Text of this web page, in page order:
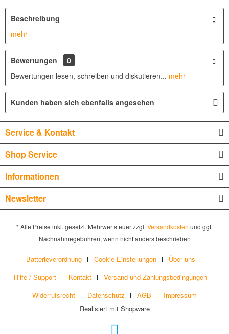
Beschreibung
mehr
Bewertungen
0
Bewertungen lesen, schreiben und diskutieren... mehr
Kunden haben sich ebenfalls angesehen
Service & Kontakt
Shop Service
Informationen
Newsletter
* Alle Preise inkl. gesetzl. Mehrwertsteuer zzgl. Versandkosten und ggf.
Nachnahmegebühren, wenn nicht anders beschrieben
Batterieverordnung Cookie-Einstellungen
Über uns
Hilfe / Support
Kontakt
Versand und Zahlungsbedingungen
Widerrufsrecht
Datenschutz AGB
Impressum
Realisiert mit Shopware